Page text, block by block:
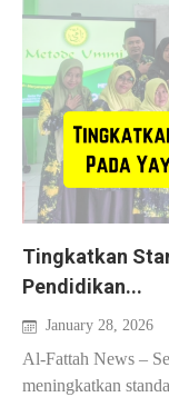
Tingkatkan
Pendidikan...
January 28, 2026
Al-Fattah News –
meningkatkan